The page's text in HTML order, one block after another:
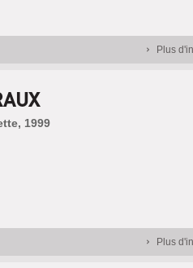
Plus
1999
Plus